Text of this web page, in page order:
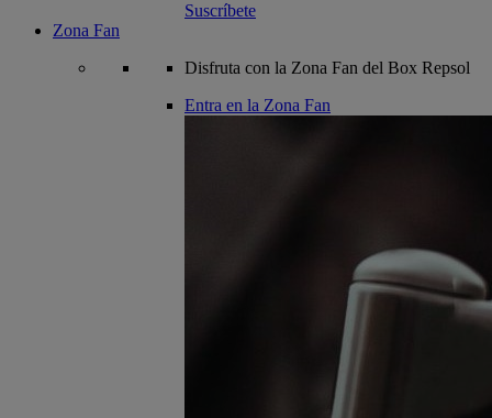
Suscríbete
Zona Fan
Disfruta con la Zona Fan del Box Repsol
Entra en la Zona Fan